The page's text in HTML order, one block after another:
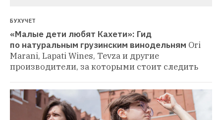
БУХУЧЕТ
«Малые дети любят Кахети»: Гид
по натуральным грузинским винодельням Ori
Marani, Lapati Wines, Tevza и другие
производители, за которыми стоит следить